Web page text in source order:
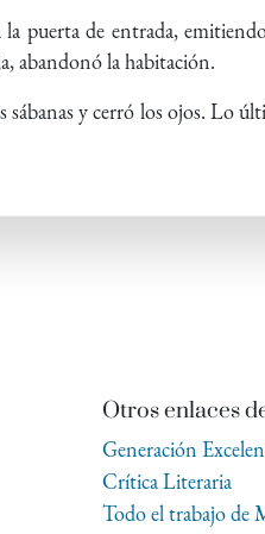
la puerta de entrada,
abandonó la habitación.
sábanas y cerró los ojos. Lo
Otros enlaces
Generación
Crítica Literaria
Todo el trabajo de